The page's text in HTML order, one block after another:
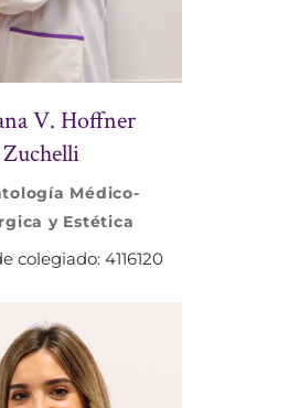
V. Hoffner
Zuchelli
Médico-
y Estética
colegiado: 4116120